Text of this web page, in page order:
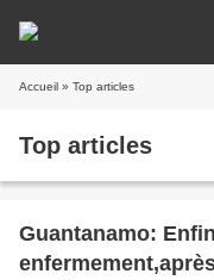
Accueil » Top articles
Top articles
Guantanamo: